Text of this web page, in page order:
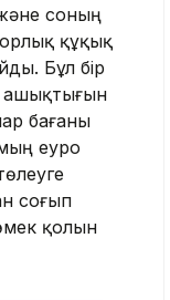
соның
құқық
Бұл бір
ашықтығын
бағаны
еуро
соғып
қолын